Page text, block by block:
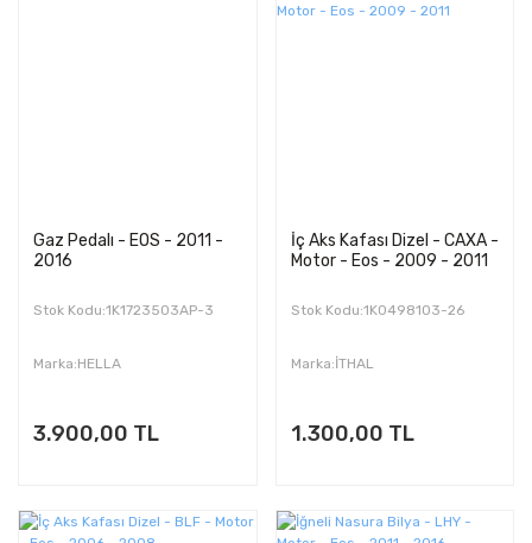
Gaz Pedalı - EOS - 2011 -
2016
Stok Kodu:1K1723503AP-3
Marka:HELLA
3.900,00 TL
İç Aks Kafası Dizel - CAXA -
Motor - Eos - 2009 - 2011
Stok Kodu:1K0498103-26
Marka:İTHAL
1.300,00 TL